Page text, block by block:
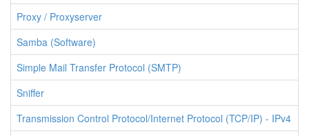
Proxy / Proxyserver
Samba (Software)
Simple Mail Transfer Protocol (SMTP)
Sniffer
Transmission Control Protocol/Internet Protocol (TCP/IP) - IPv4